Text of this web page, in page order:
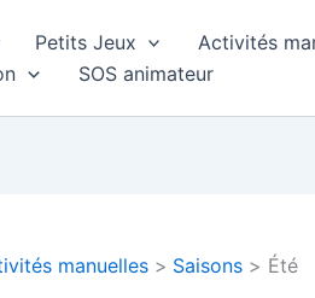
Petits Jeux Activités
SOS animateur
manuelles Saisons Été